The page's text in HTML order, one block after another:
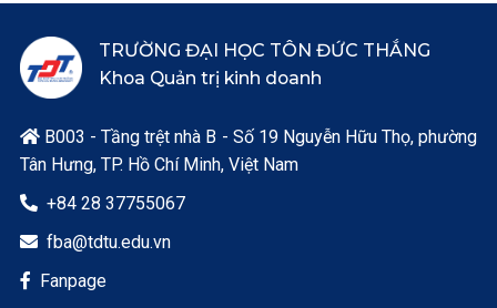
TRƯỜNG ĐẠI HỌC TÔN ĐỨC THẮNG
Khoa Quản trị kinh doanh
B003 - Tầng trệt nhà B - Số 19 Nguyễn Hữu Thọ, phường
Tân Hưng, TP. Hồ Chí Minh, Việt Nam
 +84 28 37755067
 fba@tdtu.edu.vn
 Fanpage